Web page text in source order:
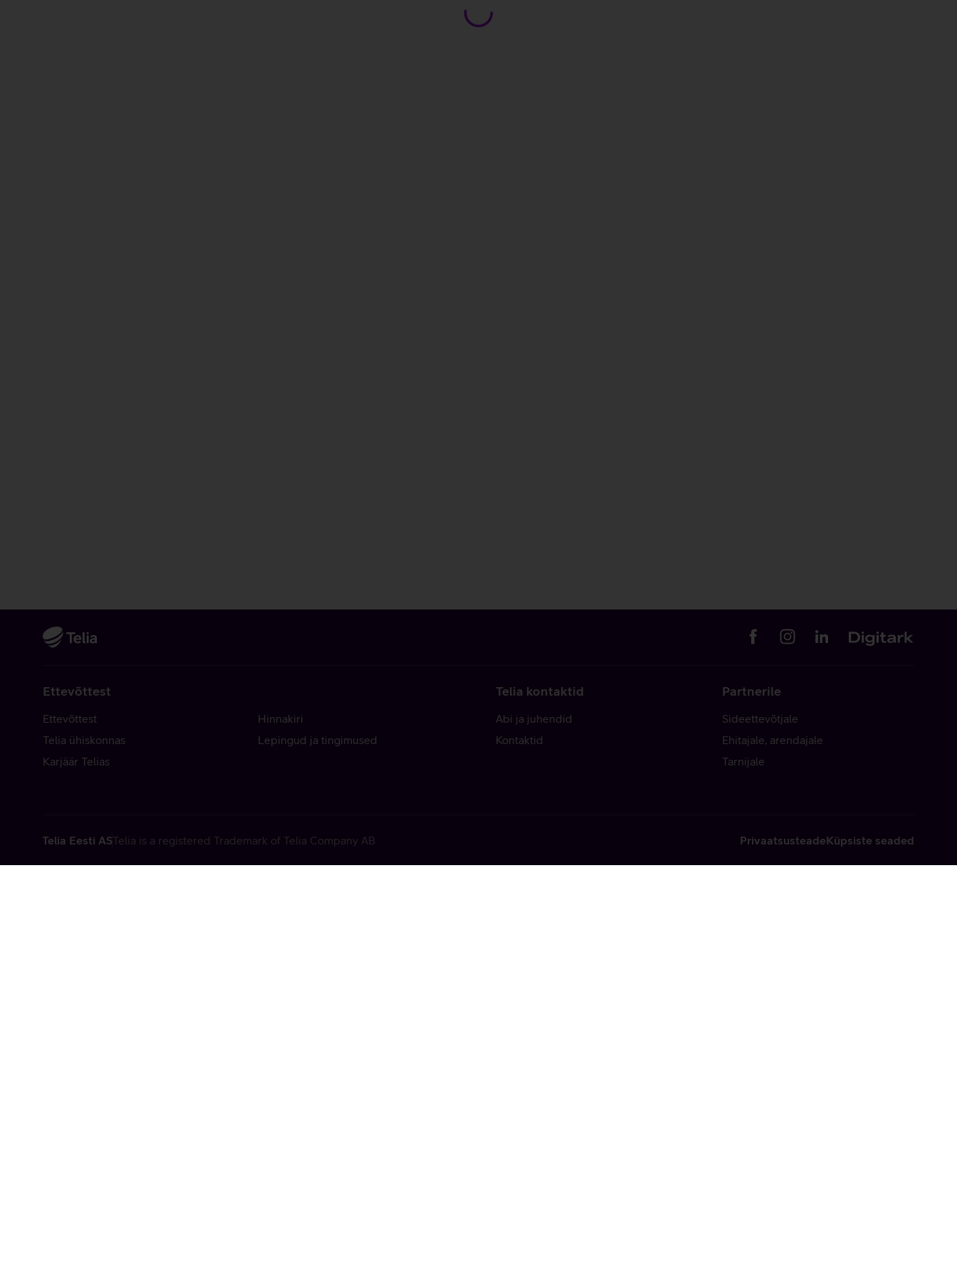
Ettevõttest
Ettevõttest
Telia ühiskonnas
Karjäär Telias
Hinnakiri
Lepingud ja tingimused
Telia kontaktid
Abi ja juhendid
Kontaktid
Partnerile
Sideettevõtjale
Ehitajale, arendajale
Tarnijale
Telia Eesti ASTelia is a registered Trademark of Telia Company AB PrivaatsusteadeKüpsiste seaded